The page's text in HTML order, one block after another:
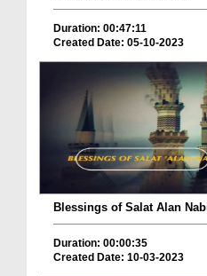
Duration: 00:47:11
Created Date: 05-10-2023
Duration: 00:00:35
Created Date: 10-03-2023